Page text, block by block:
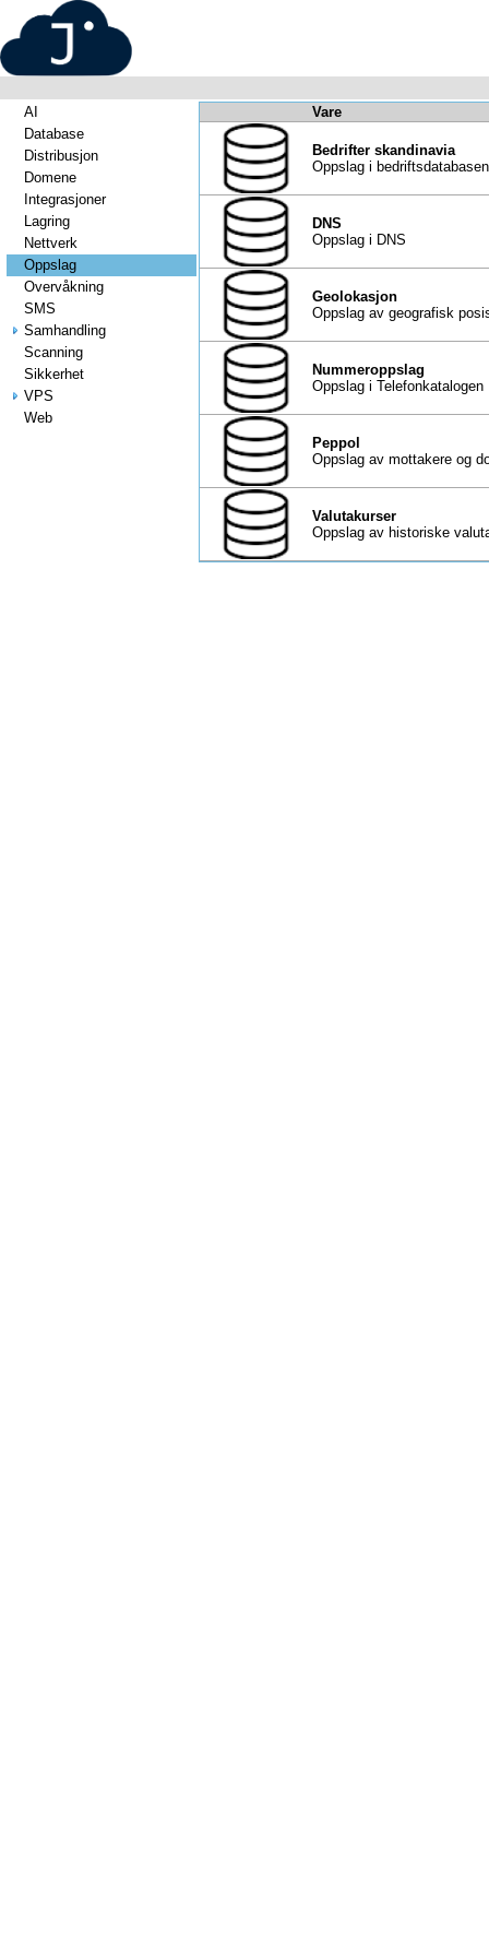
AI
Database
Distribusjon
Domene
Integrasjoner
Lagring
Nettverk
Oppslag
Overvåkning
SMS
Samhandling
Scanning
Sikkerhet
VPS
Web
Vare
Bedrifter skandinavia
Oppslag i bedriftsdatabasen
DNS
Oppslag i DNS
Geolokasjon
Oppslag av geografisk
Nummeroppslag
Oppslag i Telefonkatalogen
Peppol
Oppslag av mottakere og
Valutakurser
Oppslag av historiske